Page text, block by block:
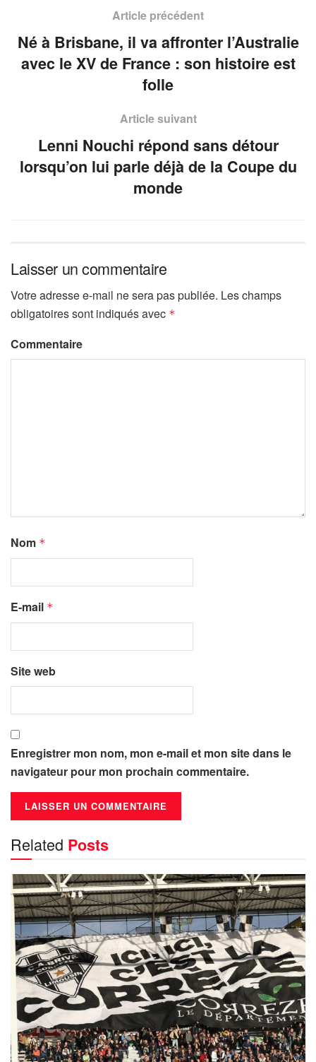
Article précédent
Né à Brisbane, il va affronter l’Australie
avec le XV de France : son histoire est
folle
Article suivant
Lenni Nouchi répond sans détour
lorsqu’on lui parle déjà de la Coupe du
monde
Laisser un commentaire
Votre adresse e-mail ne sera pas publiée. Les champs
obligatoires sont indiqués avec *
Commentaire
Nom *
E-mail *
Site web
Enregistrer mon nom, mon e-mail et mon site dans le
navigateur pour mon prochain commentaire.
Related Posts